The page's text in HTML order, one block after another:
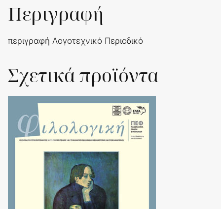
Περιγραφή
περιγραφή Λογοτεχνικό Περιοδικό
Σχετικά προϊόντα